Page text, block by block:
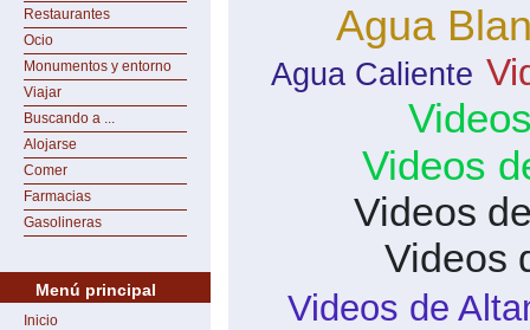
Restaurantes
Ocio
Monumentos y entorno
Viajar
Buscando a ...
Alojarse
Comer
Farmacias
Gasolineras
Menú principal
Inicio
Agua
Agua Caliente
Videos
Videos
Videos
Videos de